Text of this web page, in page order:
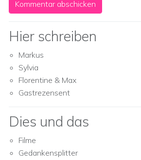
Hier schreiben
Markus
Sylvia
Florentine & Max
Gastrezensent
Dies und das
Filme
Gedankensplitter